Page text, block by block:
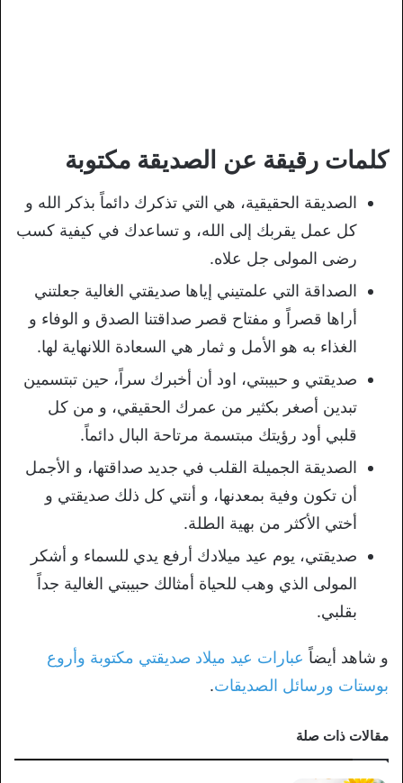
كلمات رقيقة عن الصديقة مكتوبة
الصديقة الحقيقية، هي التي تذكرك دائماً بذكر الله و
كل عمل يقربك إلى الله، و تساعدك في كيفية كسب
رضى المولى جل علاه.
الصداقة التي علمتيني إياها صديقتي الغالية جعلتني
أراها قصراً و مفتاح قصر صداقتنا الصدق و الوفاء و
الغذاء به هو الأمل و ثمار هي السعادة اللانهاية لها.
صديقتي و حبيبتي، اود أن أخبرك سراً، حين تبتسمين
تبدين أصغر بكثير من عمرك الحقيقي، و من كل
قلبي أود رؤيتك مبتسمة مرتاحة البال دائماً.
الصديقة الجميلة القلب في جديد صداقتها، و الأجمل
أن تكون وفية بمعدنها، و أنتي كل ذلك صديقتي و
أختي الأكثر من بهية الطلة.
صديقتي، يوم عيد ميلادك أرفع يدي للسماء و أشكر
المولى الذي وهب للحياة أمثالك حبيبتي الغالية جداً
بقلبي.
و شاهد أيضاً عبارات عيد ميلاد صديقتي مكتوبة وأروع
بوستات ورسائل الصديقات.
مقالات ذات صلة